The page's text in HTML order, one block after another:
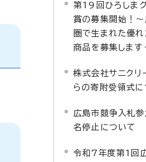
第19回ひろしま
賞の募集開始！
圏で生まれた優れ
商品を募集します
株式会社サニクリ
らの寄附受領式に
広島市競争入札
名停止について
令和7年度第1回